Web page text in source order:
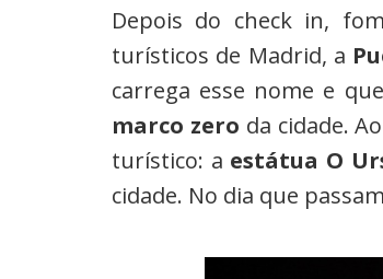
Depois do check in,
turísticos de Madrid, a
carrega esse nome e
marco zero da cidade.
turístico: a estátua O
cidade. No dia que